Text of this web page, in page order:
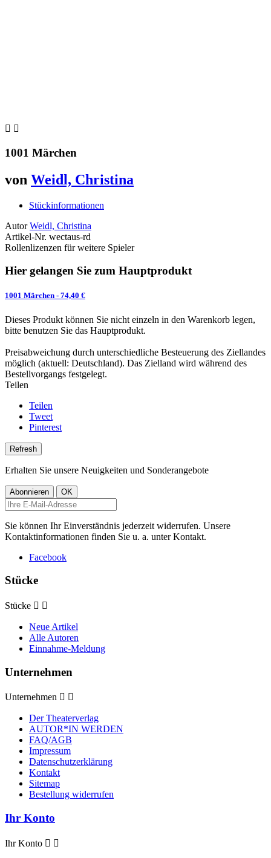
 
1001 Märchen
von Weidl, Christina
Stückinformationen
Autor Weidl, Christina
Artikel-Nr. wectaus-rd
Rollenlizenzen für weitere Spieler
Hier gelangen Sie zum Hauptprodukt
1001 Märchen - 74,40 €
Dieses Produkt können Sie nicht einzeln in den Warenkorb legen,
bitte benutzen Sie das Hauptprodukt.
Preisabweichung durch unterschiedliche Besteuerung des Ziellandes
möglich (aktuell: Deutschland). Das Zielland wird während des
Bestellvorgangs festgelegt.
Teilen
Teilen
Tweet
Pinterest
Erhalten Sie unsere Neuigkeiten und Sonderangebote
Sie können Ihr Einverständnis jederzeit widerrufen. Unsere
Kontaktinformationen finden Sie u. a. unter Kontakt.
Facebook
Stücke
Stücke  
Neue Artikel
Alle Autoren
Einnahme-Meldung
Unternehmen
Unternehmen  
Der Theaterverlag
AUTOR*IN WERDEN
FAQ/AGB
Impressum
Datenschutzerklärung
Kontakt
Sitemap
Bestellung widerrufen
Ihr Konto
Ihr Konto  